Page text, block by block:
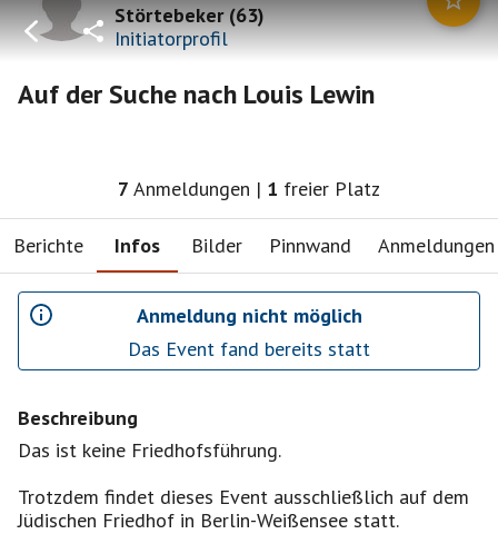
Störtebeker(63)
Initiatorprofil
Auf der Suche nach Louis Lewin
7 Anmeldungen | 1 freier Platz
Berichte Infos Bilder Pinnwand Anmeldungen
Anmeldung nicht möglich
Das Event fand bereits statt
Beschreibung
Das ist keine Friedhofsführung.
Trotzdem findet dieses Event ausschließlich auf dem
Jüdischen Friedhof in Berlin-Weißensee statt.